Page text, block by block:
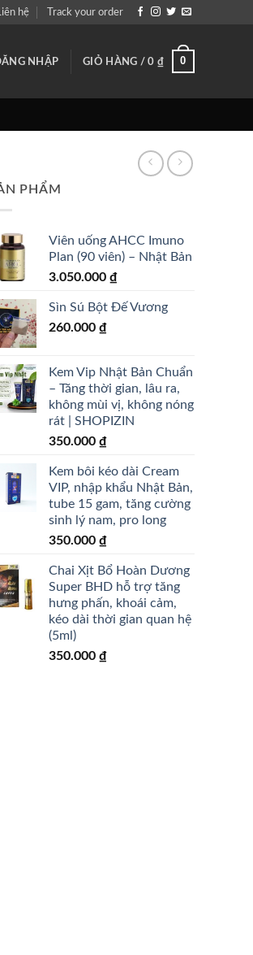
Liên hệ Track your order
NHẬP GIỎ HÀNG /0 ₫ 0
PHẨM
Viên uống AHCC Imuno
Plan (90 viên) – Nhật Bản
3.050.000 ₫
Sìn Sú Bột Đế Vương
260.000 ₫
Kem Vip Nhật Bản Chuẩn
– Tăng thời gian, lâu ra,
không mùi vị, không nóng
rát | SHOPIZIN
350.000 ₫
Kem bôi kéo dài Cream
VIP, nhập khẩu Nhật Bản,
tube 15 gam, tăng cường
sinh lý nam, pro long
350.000 ₫
Chai Xịt Bổ Hoàn Dương
Super BHD hỗ trợ tăng
hưng phấn, khoái cảm,
kéo dài thời gian quan hệ
(5ml)
350.000 ₫